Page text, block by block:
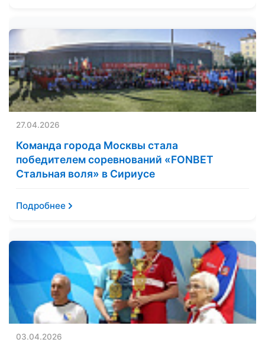
27.04.2026
Команда города Москвы стала
победителем соревнований «FONBET
Стальная воля» в Сириусе
Подробнее
03.04.2026